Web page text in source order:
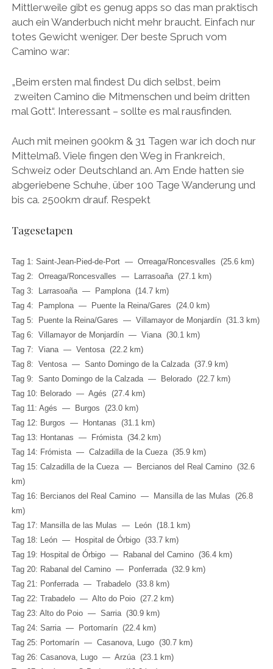
Mittlerweile gibt es genug apps so das man praktisch
auch ein Wanderbuch nicht mehr braucht. Einfach nur
totes Gewicht weniger. Der beste Spruch vom
Camino war:
„Beim ersten mal findest Du dich selbst, beim
zweiten Camino die Mitmenschen und beim dritten
mal Gott“. Interessant – sollte es mal rausfinden.
Auch mit meinen 900km & 31 Tagen war ich doch nur
Mittelmaß. Viele fingen den Weg in Frankreich,
Schweiz oder Deutschland an. Am Ende hatten sie
abgeriebene Schuhe, über 100 Tage Wanderung und
bis ca. 2500km drauf. Respekt
Tagesetapen
Tag 1: Saint-Jean-Pied-de-Port — Orreaga/Roncesvalles (25.6 km)
Tag 2: Orreaga/Roncesvalles — Larrasoaña (27.1 km)
Tag 3: Larrasoaña — Pamplona (14.7 km)
Tag 4: Pamplona — Puente la Reina/Gares (24.0 km)
Tag 5: Puente la Reina/Gares — Villamayor de Monjardín (31.3 km)
Tag 6: Villamayor de Monjardín — Viana (30.1 km)
Tag 7: Viana — Ventosa (22.2 km)
Tag 8: Ventosa — Santo Domingo de la Calzada (37.9 km)
Tag 9: Santo Domingo de la Calzada — Belorado (22.7 km)
Tag 10: Belorado — Agés (27.4 km)
Tag 11: Agés — Burgos (23.0 km)
Tag 12: Burgos — Hontanas (31.1 km)
Tag 13: Hontanas — Frómista (34.2 km)
Tag 14: Frómista — Calzadilla de la Cueza (35.9 km)
Tag 15: Calzadilla de la Cueza — Bercianos del Real Camino (32.6
km)
Tag 16: Bercianos del Real Camino — Mansilla de las Mulas (26.8
km)
Tag 17: Mansilla de las Mulas — León (18.1 km)
Tag 18: León — Hospital de Órbigo (33.7 km)
Tag 19: Hospital de Órbigo — Rabanal del Camino (36.4 km)
Tag 20: Rabanal del Camino — Ponferrada (32.9 km)
Tag 21: Ponferrada — Trabadelo (33.8 km)
Tag 22: Trabadelo — Alto do Poio (27.2 km)
Tag 23: Alto do Poio — Sarria (30.9 km)
Tag 24: Sarria — Portomarín (22.4 km)
Tag 25: Portomarín — Casanova, Lugo (30.7 km)
Tag 26: Casanova, Lugo — Arzúa (23.1 km)